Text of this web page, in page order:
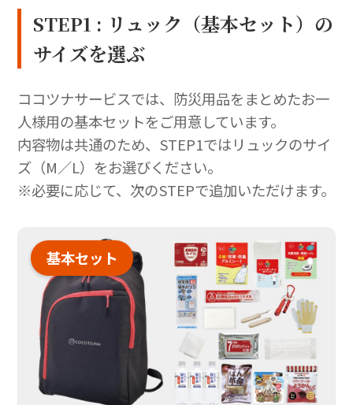
STEP1 : リュック（基本セット）の
サイズを選ぶ
ココツナサービスでは、防災用品をまとめたお一
人様用の基本セットをご用意しています。
内容物は共通のため、STEP1ではリュックのサイ
ズ（M／L）をお選びください。
※必要に応じて、次のSTEPで追加いただけます。
基本セット